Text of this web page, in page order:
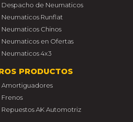
Despacho de Neumaticos
Neumaticos Runflat
Neumaticos Chinos
Neumaticos en Ofertas
Neumaticos 4x3
PRODUCTOS
Amortiguadores
Frenos
Repuestos AK Automotriz